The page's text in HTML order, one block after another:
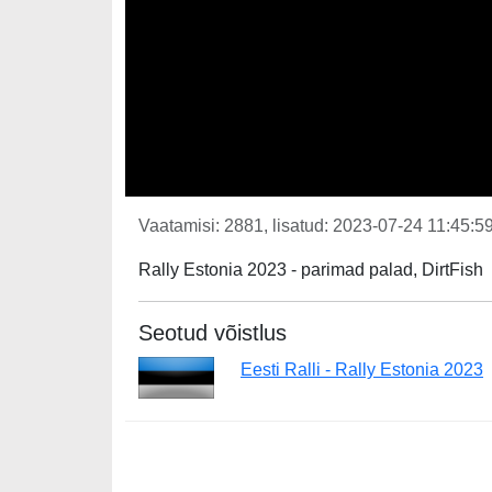
Vaatamisi: 2881, lisatud: 2023-07-24
Rally Estonia 2023 - parimad palad, DirtFish
Seotud võistlus
Eesti Ralli - Rally Estonia 2023